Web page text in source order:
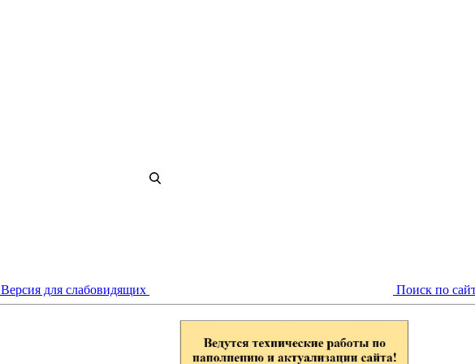
Версия для слабовидящих Поиск по